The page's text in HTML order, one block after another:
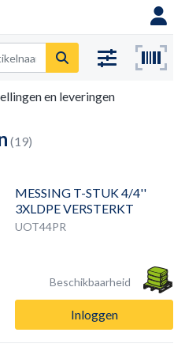
en leveringen
(19)
MESSING T-STUK 4/4''
3XLDPE VERSTERKT
UOT44PR
Beschikbaarheid
Inloggen